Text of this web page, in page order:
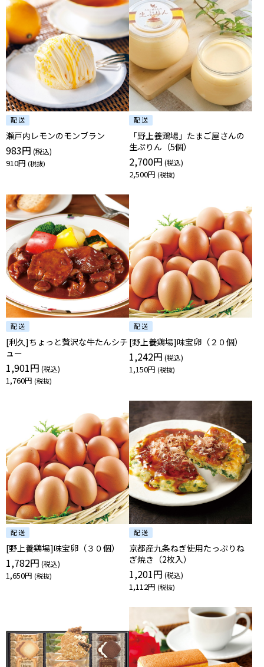
瀬戸内レモンのモンブラン
983円
910円
「野上養鶏場」たまご屋さんの
生ぷりん（5個）
2,700円
2,500円
[利久]ちょっと贅沢な牛たんシチ
ュー
1,901円
1,760円
[野上養鶏場]味宝卵（２０個）
1,242円
1,150円
[野上養鶏場]味宝卵（３０個）
1,782円
1,650円
京都産九条ねぎ使用たっぷりね
ぎ焼き（2枚入）
1,201円
1,112円